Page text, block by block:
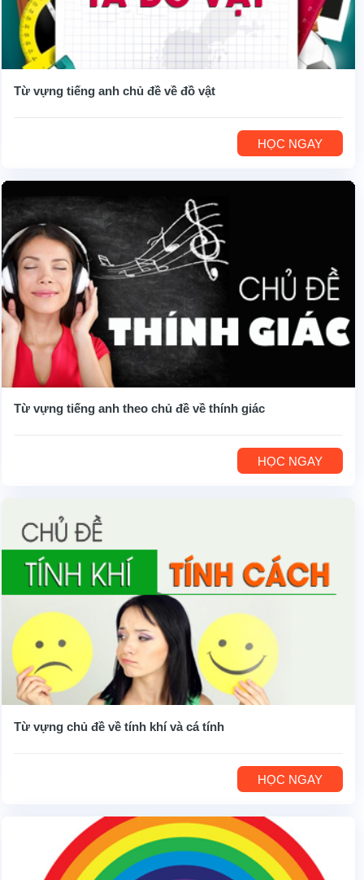
Từ vựng tiếng anh chủ đề về đồ vật
HỌC NGAY
Từ vựng tiếng anh theo chủ đề về thính giác
HỌC NGAY
Từ vựng chủ đề về tính khí và cá tính
HỌC NGAY